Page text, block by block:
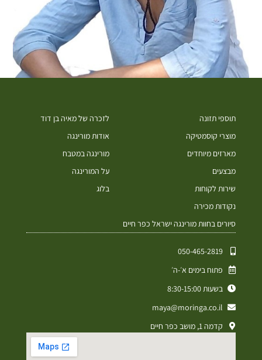
תוספי תזונה
מוצרי קוסמטיקה
מארזים מיוחדים
מבצעים
שירות לקוחות
נקודות מכירה
סיורים בחוות מורינגה ישראל כפר חיים
לזכרה של מאיה בן דוד
אודות מורינגה
מורינגה במטבח
על המורינגה
בלוג
050-465-2819⁩
פתוח בימים א׳-ה׳
בשעות 8:30-15:00
maya@moringa.co.il
קדמה 1, מושב כפר חיים